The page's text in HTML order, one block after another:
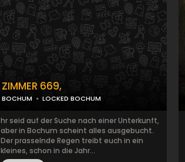
ZIMMER 669,
BOCHUM LOCKED BOCHUM
hr seid auf der Suche nach einer Unterkunft,
aber in Bochum scheint alles ausgebucht.
Der prasselnde Regen treibt euch in ein
kleines, schon in die Jahr...